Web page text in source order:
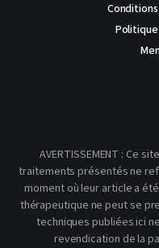
AVERTISSEMENT : Ce
traitements présentés ne
moment où leur article a
thérapeutique ne peut se
techniques publiées ici
revendication de la